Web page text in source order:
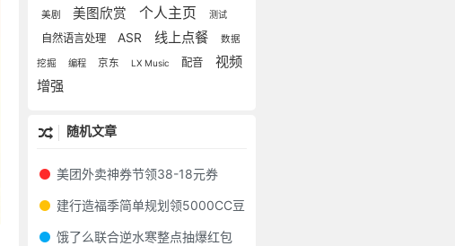
美剧 美图欣赏 个人主页 测试
自然语言处理 ASR 线上点餐 数据
挖掘 编程 京东 LX Music 配音
视频
增强
随机文章
美团外卖神券节领38-18元券
建行造福季简单规划领5000CC豆
饿了么联合逆水寒整点抽爆红包